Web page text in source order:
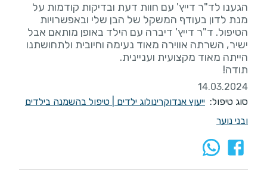
הגענו לד"ר דייץ' עם חוות דעת ובדיקות קודמות על
מנת לדון בעודף המשקל של הבן שלי ובאפשרויות
הטיפול. ד"ר דייץ' דיברה עם הילד באופן מותאם אבל
ישיר, השרתה אווירה מאוד נעימה וחיובית ולתחושתנו
תודה!
14.03.2024
סוג טיפול: ייעוץ אנדוקרינולוג ילדים
טיפול בהשמנה בילדים
ובני נוער